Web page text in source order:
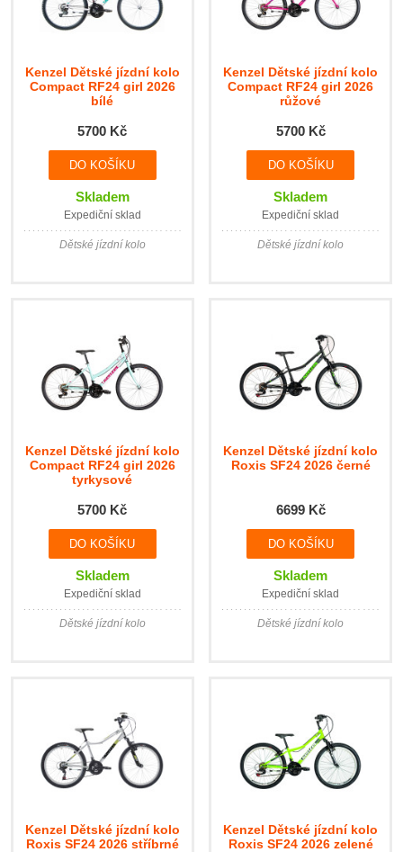
Kenzel Dětské jízdní kolo
Compact RF24 girl 2026
bílé
5700 Kč
Skladem
Expediční sklad
Dětské jízdní kolo
Kenzel Dětské jízdní kolo
Compact RF24 girl 2026
růžové
5700 Kč
Skladem
Expediční sklad
Dětské jízdní kolo
Kenzel Dětské jízdní kolo
Compact RF24 girl 2026
tyrkysové
5700 Kč
Skladem
Expediční sklad
Dětské jízdní kolo
Kenzel Dětské jízdní kolo
Roxis SF24 2026 černé
6699 Kč
Skladem
Expediční sklad
Dětské jízdní kolo
Kenzel Dětské jízdní kolo
Roxis SF24 2026 stříbrné
Kenzel Dětské jízdní kolo
Roxis SF24 2026 zelené